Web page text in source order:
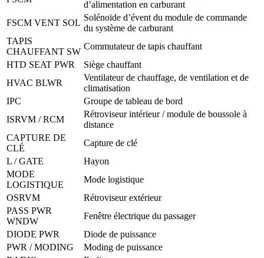
d’alimentation en carburant
FSCM VENT SOL
Solénoïde d’évent du module de commande
du système de carburant
TAPIS
CHAUFFANT SW
Commutateur de tapis chauffant
HTD SEAT PWR
Siège chauffant
HVAC BLWR
Ventilateur de chauffage, de ventilation et de
climatisation
IPC
Groupe de tableau de bord
ISRVM / RCM
Rétroviseur intérieur / module de boussole à
distance
CAPTURE DE
CLÉ
Capture de clé
L / GATE
Hayon
MODE
LOGISTIQUE
Mode logistique
OSRVM
Rétroviseur extérieur
PASS PWR
WNDW
Fenêtre électrique du passager
DIODE PWR
Diode de puissance
PWR / MODING
Moding de puissance